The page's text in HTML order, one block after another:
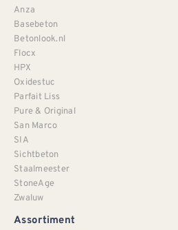
Anza
Basebeton
Betonlook.nl
Flocx
HPX
Oxidestuc
Parfait Liss
Pure & Original
San Marco
SIA
Sichtbeton
Staalmeester
StoneAge
Zwaluw
Assortiment